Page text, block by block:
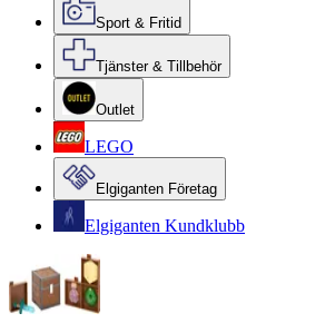
Sport & Fritid
Tjänster & Tillbehör
Outlet
LEGO
Elgiganten Företag
Elgiganten Kundklubb